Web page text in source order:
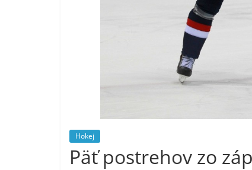
Hokej
Päť postrehov zo